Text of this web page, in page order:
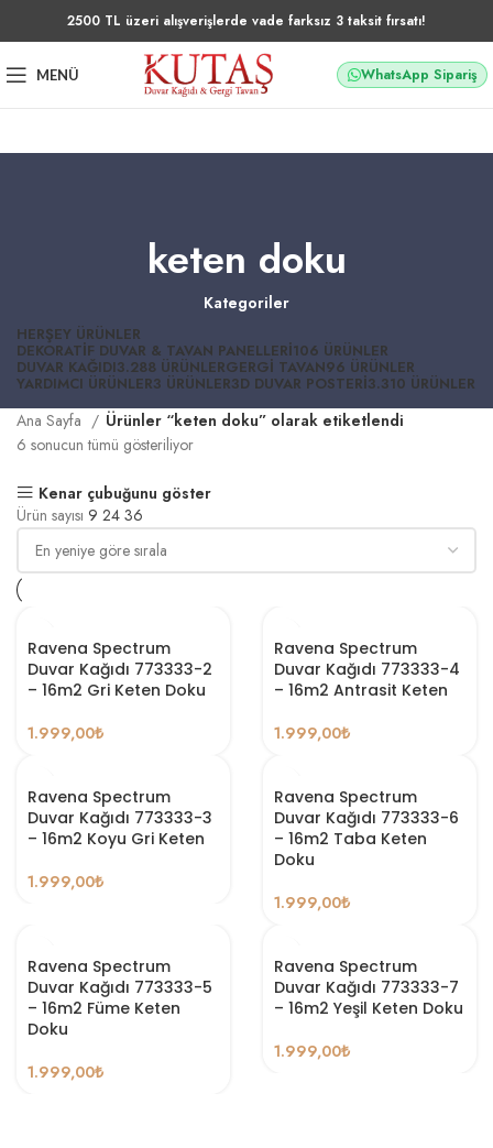
2500 TL üzeri alışverişlerde vade farksız 3 taksit fırsatı!
MENÜ WhatsApp Sipariş
keten doku
Kategoriler
HERŞEY ÜRÜNLER
DEKORATIF DUVAR & TAVAN PANELLERI106 ÜRÜNLER
DUVAR KAĞIDI3.288 ÜRÜNLERGERGI TAVAN96 ÜRÜNLER
YARDIMCI ÜRÜNLER3 ÜRÜNLER3D DUVAR POSTERI3.310 ÜRÜNLER
Ana Sayfa
Ürünler “keten doku” olarak etiketlendi
6 sonucun tümü gösteriliyor
Kenar çubuğunu göster
Ürün sayısı 9 24 36
Ravena Spectrum
Duvar Kağıdı 773333-2
– 16m2 Gri Keten Doku
1.999,00₺
Ravena Spectrum
Duvar Kağıdı 773333-4
– 16m2 Antrasit Keten
1.999,00₺
Ravena Spectrum
Duvar Kağıdı 773333-3
– 16m2 Koyu Gri Keten
1.999,00₺
Ravena Spectrum
Duvar Kağıdı 773333-6
– 16m2 Taba Keten
Doku
1.999,00₺
Ravena Spectrum
Duvar Kağıdı 773333-5
– 16m2 Füme Keten
Doku
1.999,00₺
Ravena Spectrum
Duvar Kağıdı 773333-7
– 16m2 Yeşil Keten Doku
1.999,00₺